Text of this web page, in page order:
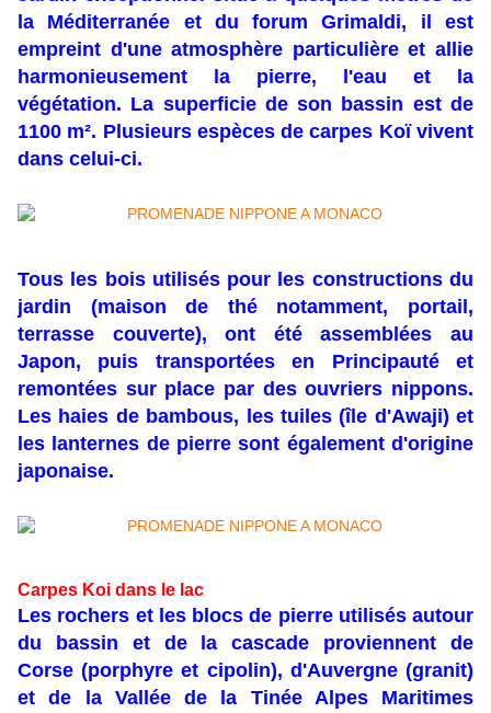
la Méditerranée et du forum Grimaldi, il est
empreint d'une atmosphère particulière et allie
harmonieusement la pierre, l'eau et la
végétation. La superficie de son bassin est de
1100 m². Plusieurs espèces de carpes Koï vivent
dans celui-ci.
Tous les bois utilisés pour les constructions du
jardin (maison de thé notamment, portail,
terrasse couverte), ont été assemblées au
Japon, puis transportées en Principauté et
remontées sur place par des ouvriers nippons.
Les haies de bambous, les tuiles (île d'Awaji) et
les lanternes de pierre sont également d'origine
japonaise.
Carpes Koi dans le lac
Les rochers et les blocs de pierre utilisés autour
du bassin et de la cascade proviennent de
Corse (porphyre et cipolin), d'Auvergne (granit)
et de la Vallée de la Tinée Alpes Maritimes